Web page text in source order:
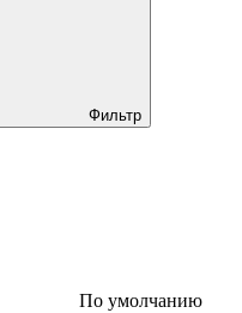
Фильтр
По умолчанию